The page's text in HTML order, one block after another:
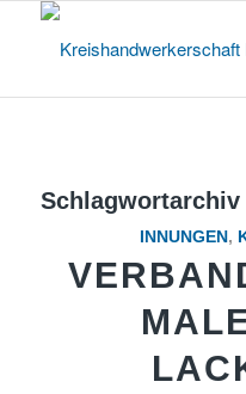
Schlagwortarchiv
INNUNGEN ,